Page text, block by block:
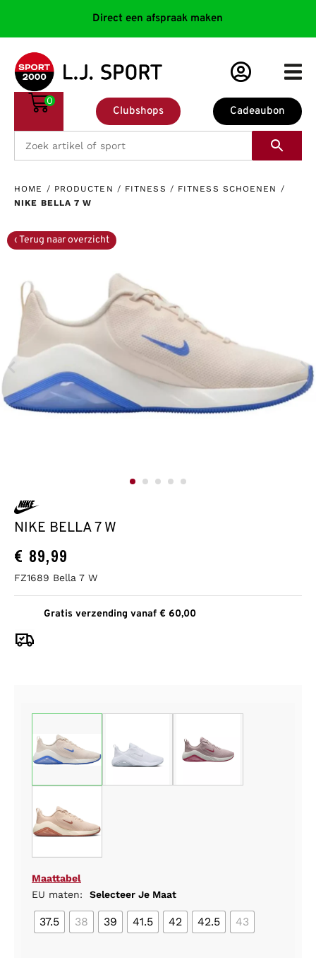
Direct een afspraak maken
Cadeaubon
Clubshops
0
HOME / PRODUCTEN / FITNESS / FITNESS SCHOENEN /
NIKE BELLA 7 W
NIKE BELLA 7 W
€ 89,99
FZ1689 Bella 7 W
Gratis verzending vanaf € 60,00
Maattabel
EU maten:
Selecteer Je Maat
37.5 38 39 41.5 42 42.5 43